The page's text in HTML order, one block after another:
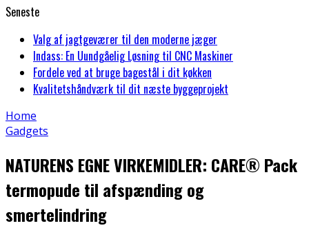
Seneste
Valg af jagtgeværer til den moderne jæger
Indass: En Uundgåelig Løsning til CNC Maskiner
Fordele ved at bruge bagestål i dit køkken
Kvalitetshåndværk til dit næste byggeprojekt
Home
Gadgets
NATURENS EGNE VIRKEMIDLER: CARE® Pack
termopude til afspænding og
smertelindring